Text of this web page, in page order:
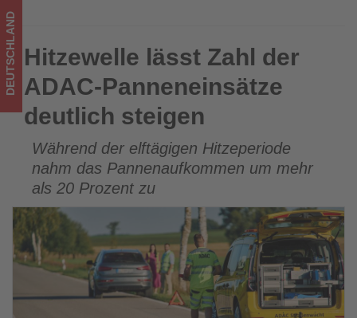
was
im
Tourismus
los
ist!
Hitzewelle lässt Zahl der ADAC-Panneneinsätze deutlich
steigen
DEUTSCHLAND Hitzewelle lässt Zahl der
ADAC-Panneneinsätze
deutlich steigen
Während der elftägigen Hitzeperiode
nahm das Pannenaufkommen um mehr
als 20 Prozent zu